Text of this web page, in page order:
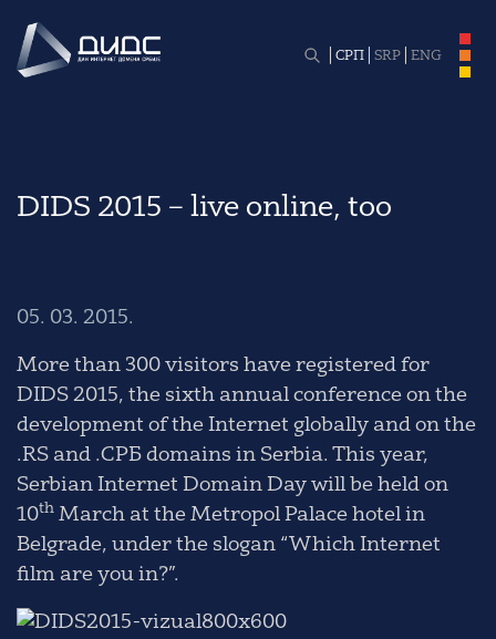
СРП SRP ENG
DIDS 2015 – live online, too
05. 03. 2015.
More than 300 visitors have registered for
DIDS 2015, the sixth annual conference on the
development of the Internet globally and on the
.RS and .СРБ domains in Serbia. This year,
Serbian Internet Domain Day will be held on
10th March at the Metropol Palace hotel in
Belgrade, under the slogan “Which Internet
film are you in?”.